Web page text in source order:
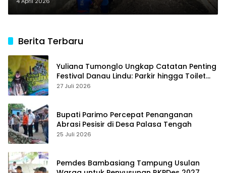
Berita Terbaru
Yuliana Tumonglo Ungkap Catatan Penting
Festival Danau Lindu: Parkir hingga Toilet
Harus Jadi Prioritas
27 Juli 2026
Bupati Parimo Percepat Penanganan
Abrasi Pesisir di Desa Palasa Tengah
25 Juli 2026
Pemdes Bambasiang Tampung Usulan